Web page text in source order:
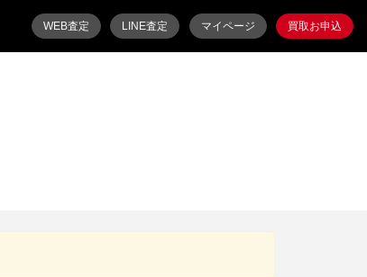
WEB査定 LINE査定 マイページ 買取お申込